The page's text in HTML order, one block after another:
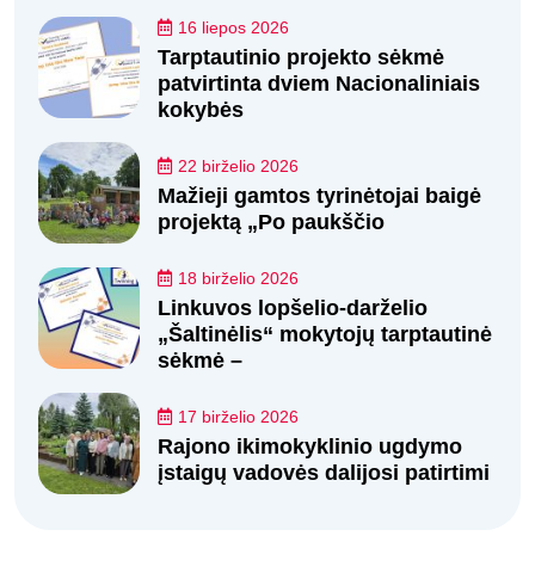
16 liepos 2026
Tarptautinio projekto sėkmė
patvirtinta dviem Nacionaliniais
kokybės
22 birželio 2026
Mažieji gamtos tyrinėtojai baigė
projektą „Po paukščio
18 birželio 2026
Linkuvos lopšelio-darželio
„Šaltinėlis“ mokytojų tarptautinė
sėkmė –
17 birželio 2026
Rajono ikimokyklinio ugdymo
įstaigų vadovės dalijosi patirtimi